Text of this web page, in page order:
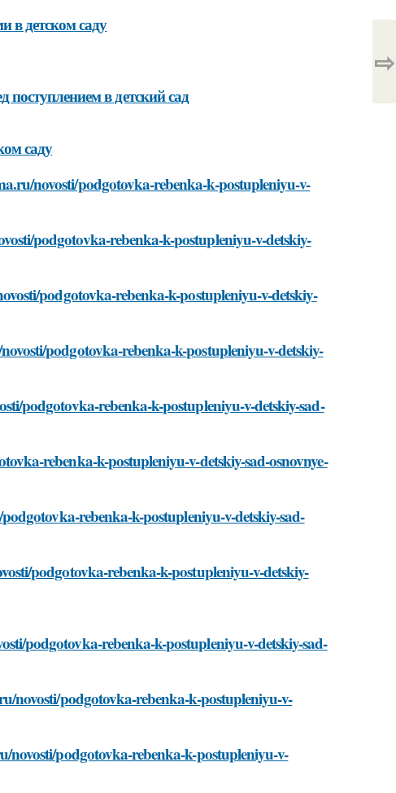
в детском саду
поступлением в детский сад
саду
novosti/podgotovka-rebenka-k-postupleniyu-v-
podgotovka-rebenka-k-postupleniyu-v-detskiy-
podgotovka-rebenka-k-postupleniyu-v-detskiy-
podgotovka-rebenka-k-postupleniyu-v-detskiy-
podgotovka-rebenka-k-postupleniyu-v-detskiy-sad-
rebenka-k-postupleniyu-v-detskiy-sad-osnovnye-
rebenka-k-postupleniyu-v-detskiy-sad-
podgotovka-rebenka-k-postupleniyu-v-detskiy-
podgotovka-rebenka-k-postupleniyu-v-detskiy-sad-
novosti/podgotovka-rebenka-k-postupleniyu-v-
podgotovka-rebenka-k-postupleniyu-v-
⇨